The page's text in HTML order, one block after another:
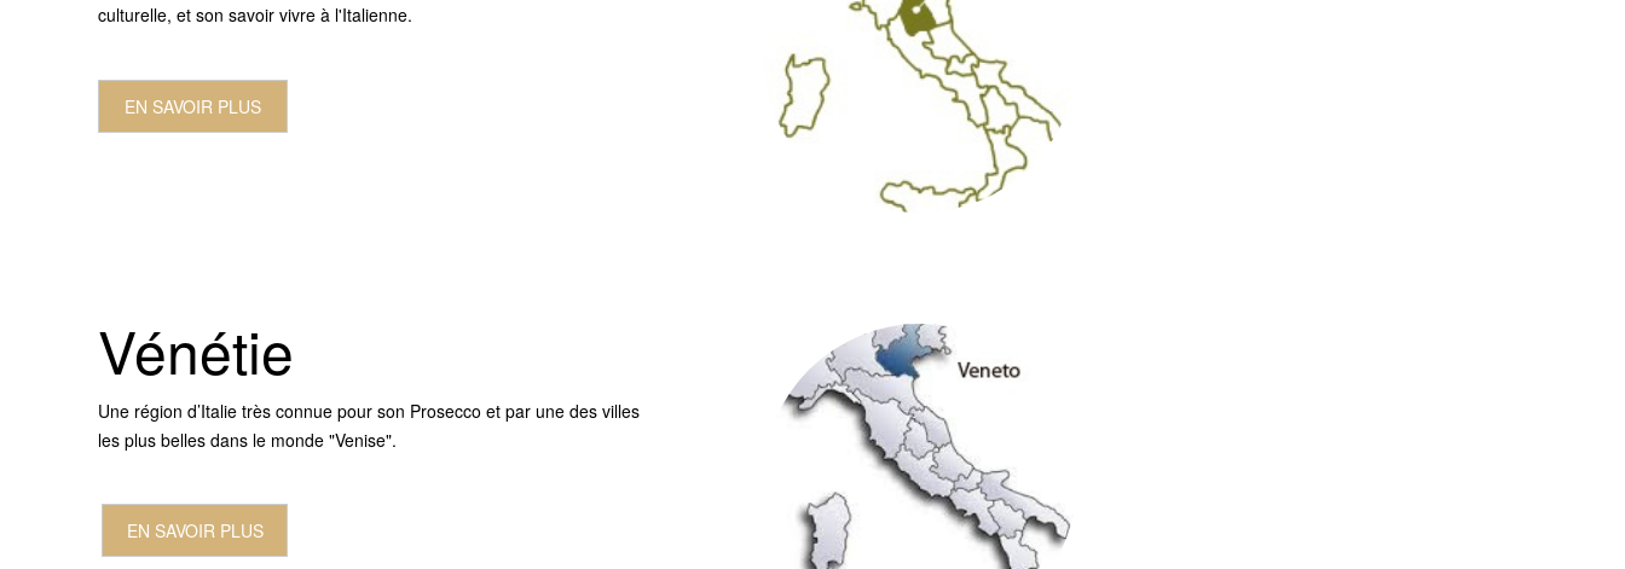
culturelle, et son savoir vivre à l'Italienne.
EN SAVOIR PLUS
Vénétie
Une région d’Italie très connue pour son Prosecco et par une des villes
les plus belles dans le monde "Venise".
EN SAVOIR PLUS